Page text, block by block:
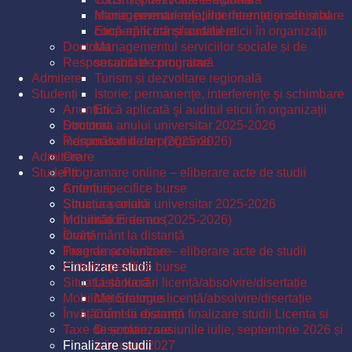
Istorie: permanenţe, interferenţe şi schimbare
Etică aplicată şi auditul eticii în organizaţii
Doctorat
Responsabili de programe
Admitere
Studenți
Anunțuri
Structura anului universitar 2025-2026
Îndrumători de an (2025-2026)
Orare
Programare online – eliberare acte de studii
Criterii specifice burse
Situația școlară
Mobilități Erasmus
Învățământ la distanță
Taxe de școlarizare
Finalizare studii
Listă lucrări licență/absolvire/disertație
Metodologie licență/absolvire/disertație
Comisii examen finalizare studii Licenta si
Disertatie, sesiunile iulie, septembrie 2026 și
februarie 2027
Managementul relațiilor internaționale și al
cooperării transfrontaliere
Managementul serviciilor sociale și de
securitate comunitară
Turism și dezvoltare regională
Istorie: permanenţe, interferenţe şi schimbare
Etică aplicată şi auditul eticii în organizaţii
Doctorat
Responsabili de programe
Admitere
Studenți
Anunțuri
Structura anului universitar 2025-2026
Îndrumători de an (2025-2026)
Orare
Programare online – eliberare acte de studii
Criterii specifice burse
Situația școlară
Mobilități Erasmus
Învățământ la distanță
Taxe de școlarizare
Finalizare studii